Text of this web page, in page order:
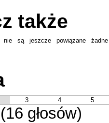
także
są jeszcze powiązane żadne
3 4 5
głosów)